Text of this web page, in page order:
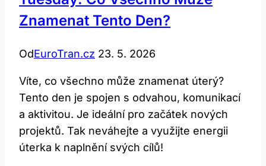
Znamenat Tento Den?
OdEuroTran.cz 23. 5. 2026
Víte, co všechno může znamenat úterý?
Tento den je spojen s odvahou, komunikací
a aktivitou. Je ideální pro začátek nových
projektů. Tak neváhejte a využijte energii
úterka k naplnění svých cílů!